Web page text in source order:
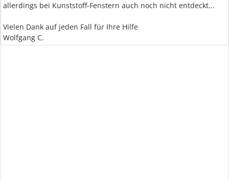
allerdings bei Kunststoff-Fenstern auch noch nicht entdeckt...
Vielen Dank auf jeden Fall für Ihre Hilfe
Wolfgang C.